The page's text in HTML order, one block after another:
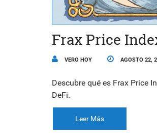
Frax Price
VERO HOY AGOSTO 22,
Descubre qué es Frax Price
DeFi.
Leer Más